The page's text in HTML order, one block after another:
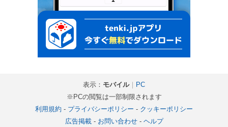
表示： モバイル｜ PC
※PCの閲覧は一部制限されます
利用規約 - プライバシーポリシー - クッキーポリシー
広告掲載- お問い合わせ- ヘルプ